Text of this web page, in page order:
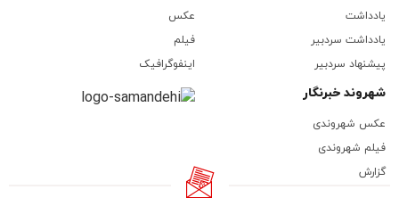
یادداشت
یادداشت سردبیر
پیشنهاد سردبیر
عکس
فیلم
اینفوگرافیک
شهروند خبرنگار
عکس شهروندی
فیلم شهروندی
گزارش